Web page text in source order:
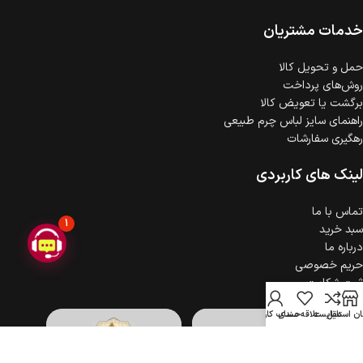
گارانتی معتبر برای تمامی محصولات ارائه می‌شود.خدمات مشتریان
حمل‌ و تحویل کالا
روش‌های پرداخت
برگشت یا تعویض کالا
راهنمای سایز لباس چرم طبیعی
رهگیری سفارشات
لینک های کاربردی
تماس با ما
سبد خرید
درباره ما
حریم خصوصی
ثبت شکایت
استایلمقایسهعلاقه مندی
حساب کاربری
1